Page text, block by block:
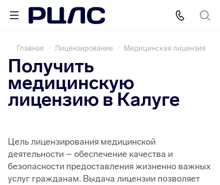
Главная Лицензирование Медицинская лицензия
Получить
медицинскую
лицензию в Калуге
Цель лицензирования медицинской
деятельности – обеспечение качества и
безопасности предоставления жизненно важных
услуг гражданам. Выдача лицензии позволяет